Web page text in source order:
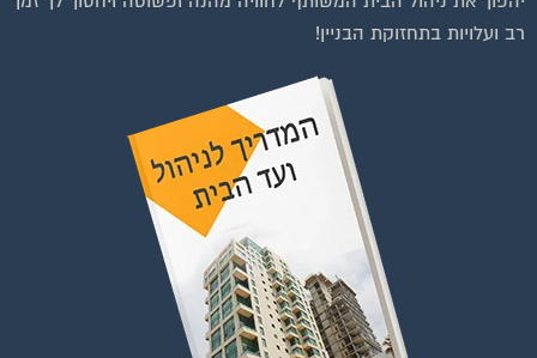
רב ועלויות בתחזוקת הבניין!
להצטרפות לחצו על התמונה או על הכפתור ושלחו בקשת הצטרפות בדף
הקבוצה
לחץ למעבר לקבוצה